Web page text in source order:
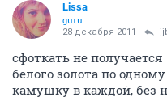
Lissa
guru
28 декабря 2011
сфоткать не
белого золота по
камушку в каждой, без